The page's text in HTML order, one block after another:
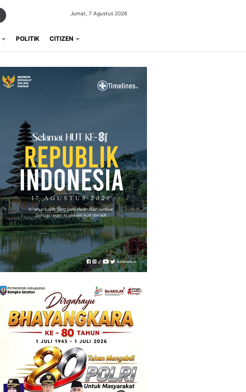
Jumat, 7 Agustus 2026
POLITIK CITIZEN